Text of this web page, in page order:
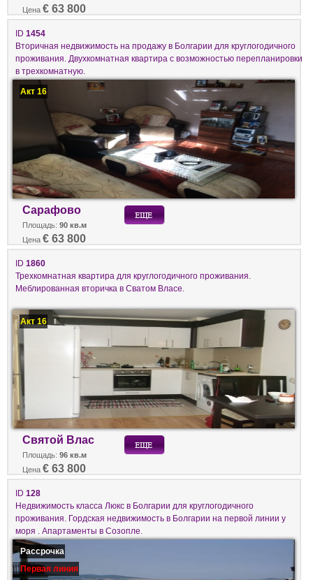
Цена € 63 800
ID 1454
Вторичная недвижимость на продажу в Болгарии для круглогодичного
проживания. Двухкомнатная квартира с возможностью перепланировки
в трехкомнатную.
Акт 16
Сарафово
Площадь: 90 кв.м
Цена € 63 800
ID 1860
Трехкомнатная квартира для круглогодичного проживания.
Меблированная вторичка в Сватом Власе.
Акт 16
Святой Влас
Площадь: 96 кв.м
Цена € 63 800
ID 128
Недвижимость класса Люкс в Болгарии для круглогодичного
проживания. Гордская недвижимость в Болгарии на первой линии у
моря . Апартаменты в Созопле.
Рассрочка
Первая линия